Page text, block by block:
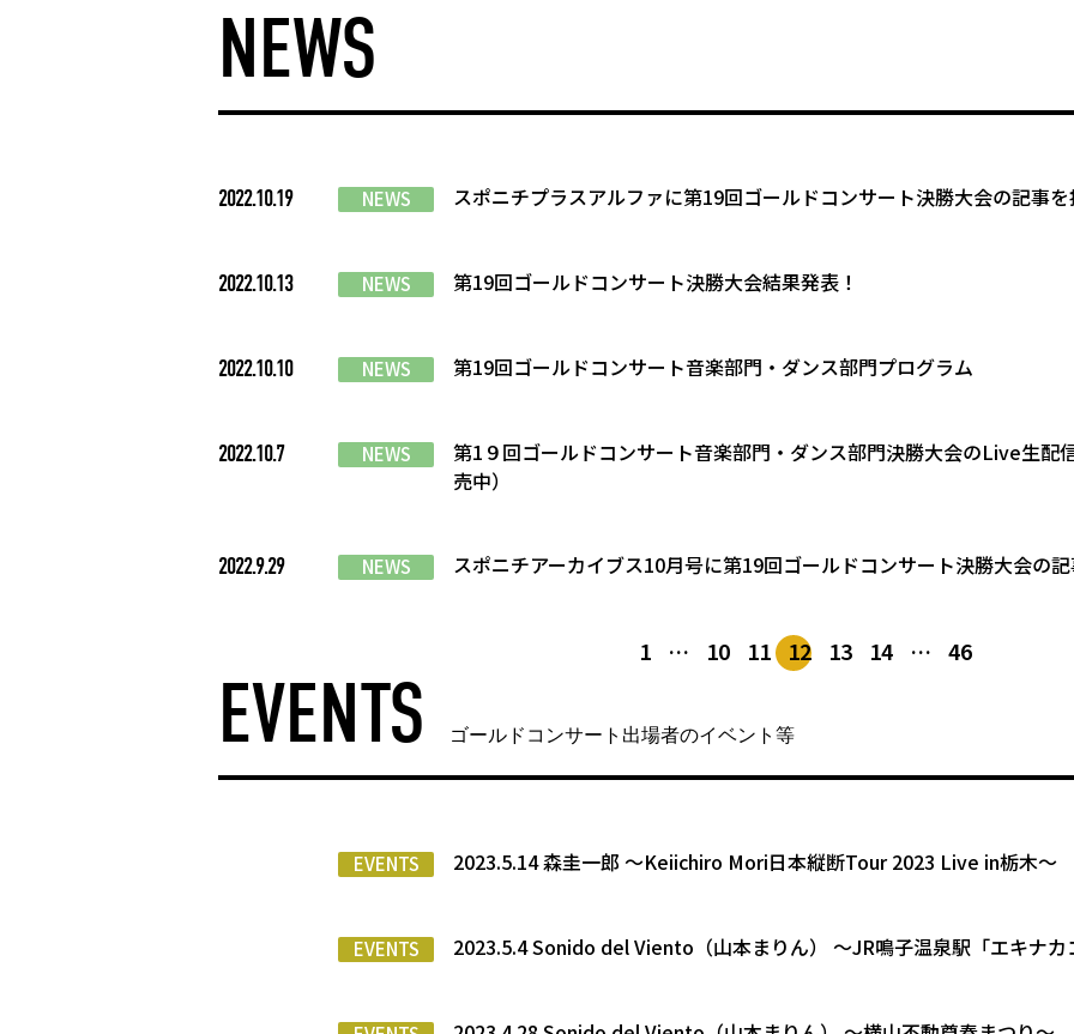
NEWS
2022.10.19 NEWS スポニチプラスアルファに第19回ゴールドコンサート決勝大会の記事を
2022.10.13 NEWS 第19回ゴールドコンサート決勝大会結果発表！
2022.10.10 NEWS 第19回ゴールドコンサート音楽部門・ダンス部門プログラム
2022.10.7 NEWS
第1９回ゴールドコンサート音楽部門・ダンス部門決勝大会のLive生配
売中）
2022.9.29 NEWS スポニチアーカイブス10月号に第19回ゴールドコンサート決勝大会の記
1 … 10 11 12 13 14 … 46
EVENTS ゴールドコンサート出場者のイベント等
EVENTS 2023.5.14 森圭一郎 〜Keiichiro Mori日本縦断Tour 2023 Live in栃木〜
EVENTS 2023.5.4 Sonido del Viento（山本まりん） 〜JR鳴子温泉駅「エキナカ